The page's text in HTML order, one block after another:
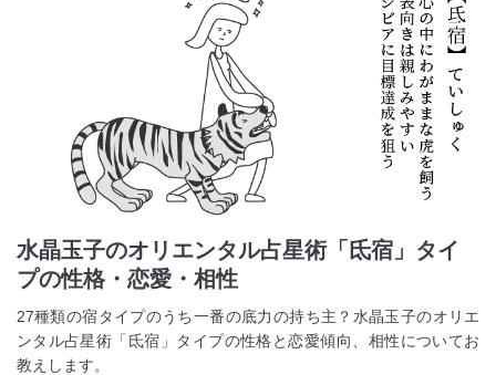
水晶玉子のオリエンタル占星術「氐宿」タイ
プの性格・恋愛・相性
27種類の宿タイプのうち一番の底力の持ち主？水晶玉子のオリエ
ンタル占星術「氐宿」タイプの性格と恋愛傾向、相性についてお
教えします。